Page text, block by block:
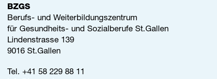
BZGS
Berufs- und Weiterbildungszentrum
für Gesundheits- und Sozialberufe St.Gallen
Lindenstrasse 139
9016 St.Gallen
Tel. +41 58 229 88 11